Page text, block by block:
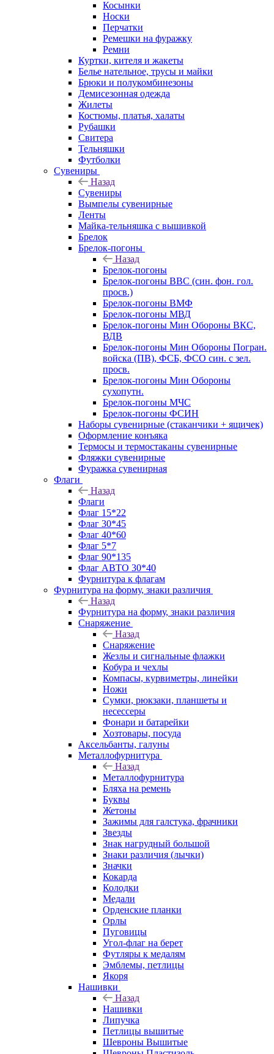
Косынки
Носки
Перчатки
Ремешки на фуражку
Ремни
Куртки, кителя и жакеты
Белье нательное, трусы и майки
Брюки и полукомбинезоны
Демисезонная одежда
Жилеты
Костюмы, платья, халаты
Рубашки
Свитера
Тельняшки
Футболки
Сувениры
Назад
Сувениры
Вымпелы сувенирные
Ленты
Майка-тельняшка с вышивкой
Брелок
Брелок-погоны
Назад
Брелок-погоны
Брелок-погоны ВВС (син. фон. гол.
просв.)
Брелок-погоны ВМФ
Брелок-погоны МВД
Брелок-погоны Мин Обороны ВКС,
ВДВ
Брелок-погоны Мин Обороны Погран.
войска (ПВ), ФСБ, ФСО син. с зел.
просв.
Брелок-погоны Мин Обороны
сухопутн.
Брелок-погоны МЧС
Брелок-погоны ФСИН
Наборы сувенирные (стаканчики + ящичек)
Оформление конъяка
Термосы и термостаканы сувенирные
Фляжки сувенирные
Фуражка сувенирная
Флаги
Назад
Флаги
Флаг 15*22
Флаг 30*45
Флаг 40*60
Флаг 5*7
Флаг 90*135
Флаг АВТО 30*40
Фурнитура к флагам
Фурнитура на форму, знаки различия
Назад
Фурнитура на форму, знаки различия
Снаряжение
Назад
Снаряжение
Жезлы и сигнальные флажки
Кобура и чехлы
Компасы, курвиметры, линейки
Ножи
Сумки, рюкзаки, планшеты и
несессеры
Фонари и батарейки
Хозтовары, посуда
Аксельбанты, галуны
Металлофурнитура
Назад
Металлофурнитура
Бляха на ремень
Буквы
Жетоны
Зажимы для галстука, фрачники
Звезды
Знак нагрудный большой
Знаки различия (лычки)
Значки
Кокарда
Колодки
Медали
Орденские планки
Орлы
Пуговицы
Угол-флаг на берет
Футляры к медалям
Эмблемы, петлицы
Якоря
Нашивки
Назад
Нашивки
Липучка
Петлицы вышитые
Шевроны Вышитые